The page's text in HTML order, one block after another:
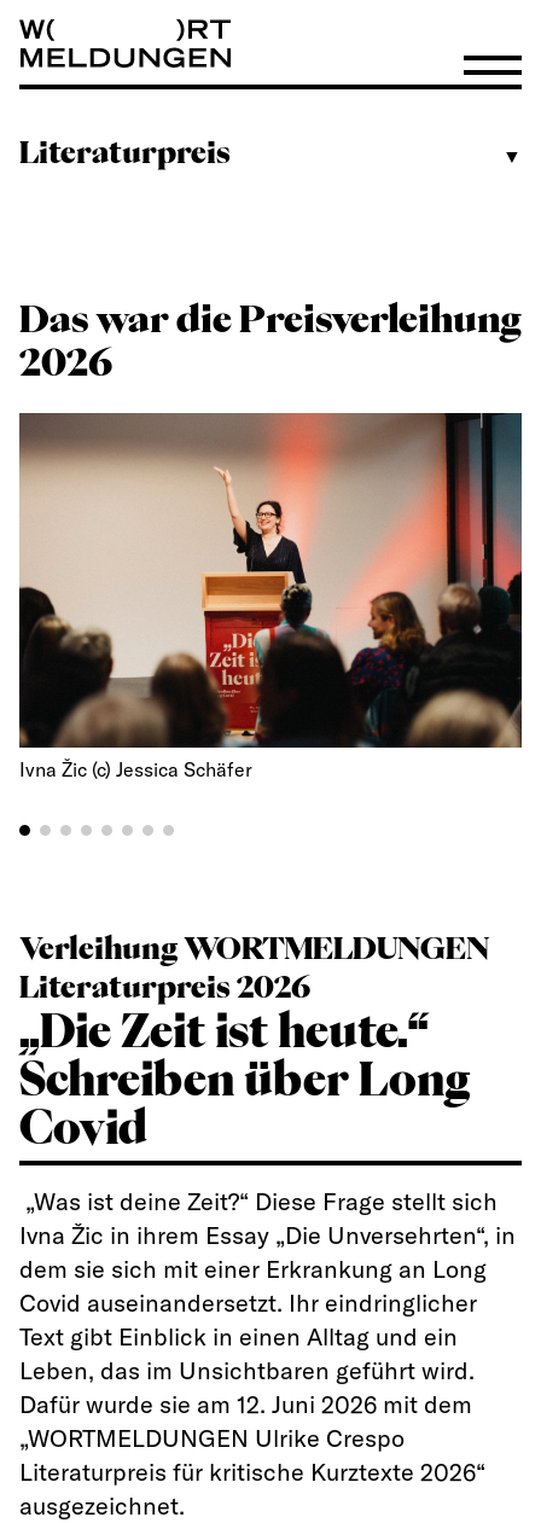
Wortmeldungen
Literaturpreis ▼
Das war die Preisverleihung
2026
Ivna Žic (c) Jessica Schäfer
Verleihung WORTMELDUNGEN
Literaturpreis 2026
„Die Zeit ist heute.“
Schreiben über Long
Covid
„Was ist deine Zeit?“ Diese Frage stellt sich
Ivna Žic in ihrem Essay „Die Unversehrten“, in
dem sie sich mit einer Erkrankung an Long
Covid auseinandersetzt. Ihr eindringlicher
Text gibt Einblick in einen Alltag und ein
Leben, das im Unsichtbaren geführt wird.
Dafür wurde sie am 12. Juni 2026 mit dem
„WORTMELDUNGEN Ulrike Crespo
Literaturpreis für kritische Kurztexte 2026“
ausgezeichnet.